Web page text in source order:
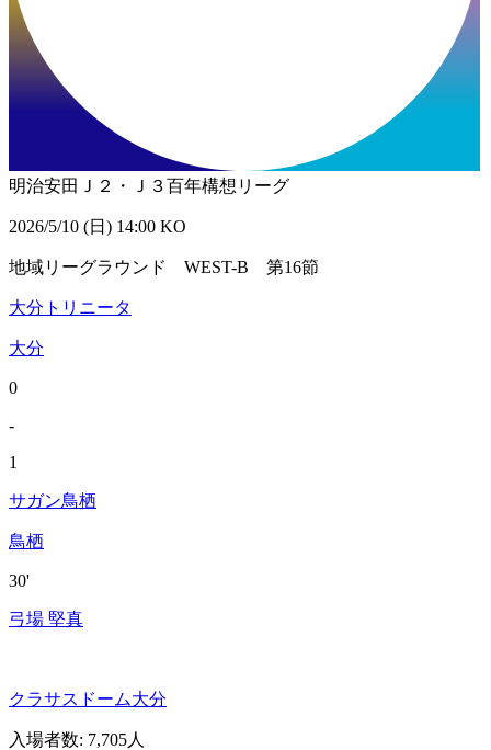
明治安田Ｊ２・Ｊ３百年構想リーグ
2026/5/10 (日) 14:00 KO
地域リーグラウンド WEST-B 第16節
大分トリニータ
大分
0
-
1
サガン鳥栖
鳥栖
30'
弓場 堅真
クラサスドーム大分
入場者数: 7,705人